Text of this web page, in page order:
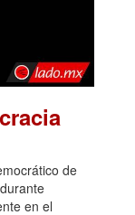
de
en el